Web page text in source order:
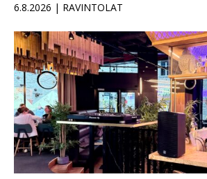
6.8.2026 | RAVINTOLAT